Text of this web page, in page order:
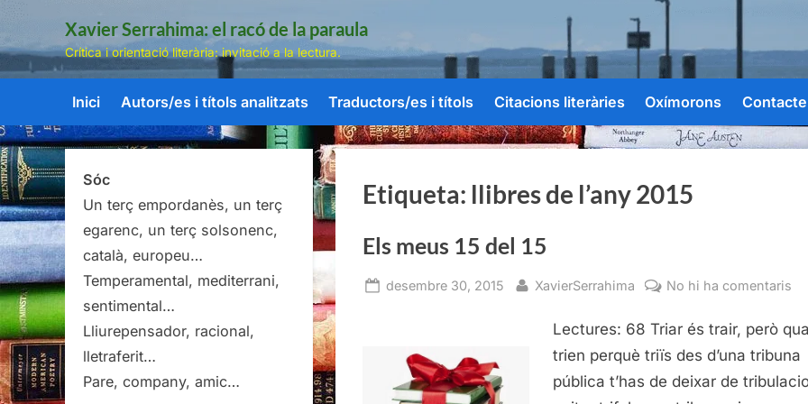
Skip
content
Xavier Serrahima: el racó de la paraula
Crítica i orientació literària: invitació a la lectura.
Inici Autors/es i títols analitzats Traductors/es i títols Citacions literàries Oxímorons Contacte
Etiqueta: llibres de l’any 2015
Els meus 15 del 15
Posted
desembre 30, 2015 By
XavierSerrahima No hi ha comentaris
15
del
Lectures: 68 Triar és trair, però
trien perquè triïs des d’una tribuna
pública t’has de deixar de
Sóc
Un terç empordanès, un terç
egarenc, un terç solsonenc,
català, europeu…
Temperamental, mediterrani,
sentimental…
Lliurepensador, racional,
lletraferit…
Pare, company, amic…